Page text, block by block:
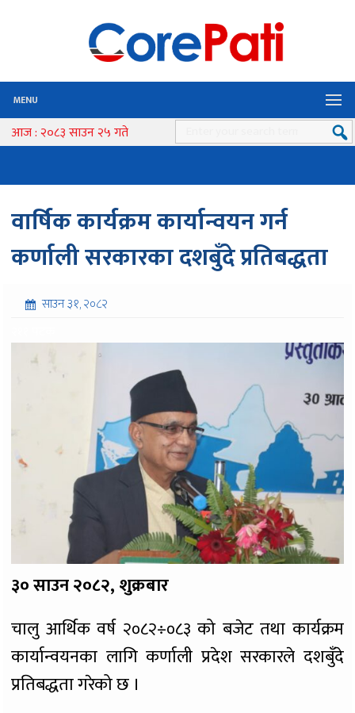
MENU
आज : २०८३ साउन २५ गते
वार्षिक कार्यक्रम कार्यान्वयन गर्न
कर्णाली सरकारका दशबुँदे प्रतिबद्धता
साउन ३१, २०८२
३० साउन २०८२, शुक्रबार
चालु आर्थिक वर्ष २०८२÷०८३ को बजेट तथा कार्यक्रम
कार्यान्वयनका लागि कर्णाली प्रदेश सरकारले दशबुँदे
प्रतिबद्धता गरेको छ ।